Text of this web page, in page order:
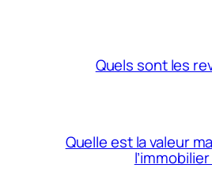
Quels sont les
Quelle est la valeur
l’immobilier